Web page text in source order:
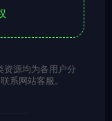
资源均为各用户分
系网站客服。